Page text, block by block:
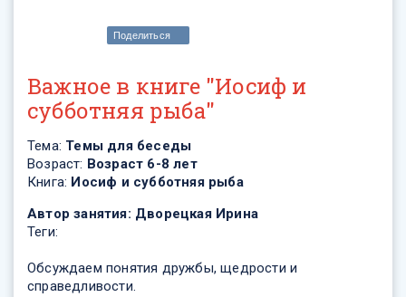
Поделиться
Важное в книге "Иосиф и
субботняя рыба"
Тема: Темы для беседы
Возраст: Возраст 6-8 лет
Книга: Иосиф и субботняя рыба
Автор занятия: Дворецкая Ирина
Теги:
Обсуждаем понятия дружбы, щедрости и
справедливости.